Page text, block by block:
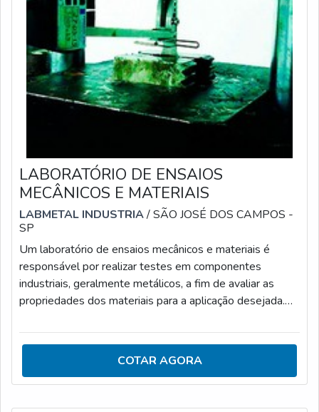
LABORATÓRIO DE ENSAIOS
MECÂNICOS E MATERIAIS
LABMETAL INDUSTRIA/ SÃO JOSÉ DOS CAMPOS -
SP
Um laboratório de ensaios mecânicos e materiais é
responsável por realizar testes em componentes
industriais, geralmente metálicos, a fim de avaliar as
propriedades dos materiais para a aplicação desejada.
esforços que sofrerão quando estiverem sendo usados
bom funcionamento dos mesmos no contexto que será
inserido. A IMPORTÂNCIA DE REALIZAR TESTES EM
COTAR AGORA